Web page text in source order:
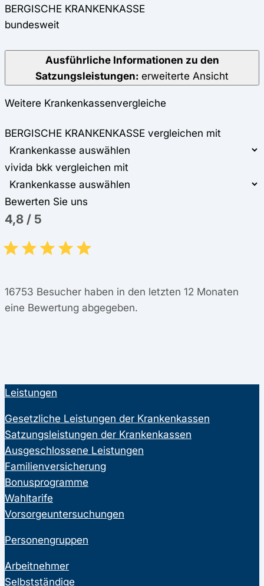
BERGISCHE KRANKENKASSE
bundesweit
Ausführliche Informationen zu den
Satzungsleistungen: erweiterte Ansicht
Weitere Krankenkassenvergleiche
BERGISCHE KRANKENKASSE vergleichen mit
vivida bkk vergleichen mit
Bewerten Sie uns
4,8 / 5
16753 Besucher haben in den letzten 12 Monaten
eine Bewertung abgegeben.
Leistungen
Gesetzliche Leistungen der Krankenkassen
Satzungsleistungen der Krankenkassen
Ausgeschlossene Leistungen
Familienversicherung
Bonusprogramme
Wahltarife
Vorsorgeuntersuchungen
Personengruppen
Arbeitnehmer
Selbstständige